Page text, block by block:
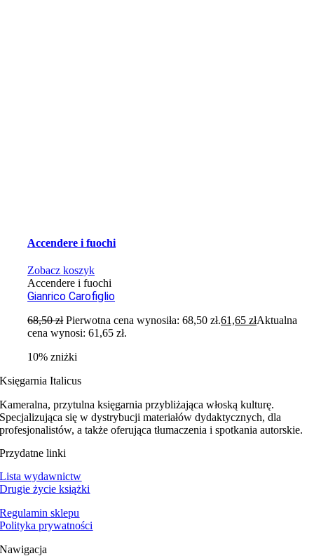
Accendere i fuochi
Zobacz koszyk
Accendere i fuochi
Gianrico Carofiglio
68,50zł Pierwotna cena wynosiła: 68,50 zł.61,65złAktualna
cena wynosi: 61,65 zł.
10% zniżki
Księgarnia Italicus
Kameralna, przytulna księgarnia przybliżająca włoską kulturę.
Specjalizująca się w dystrybucji materiałów dydaktycznych, dla
profesjonalistów, a także oferująca tłumaczenia i spotkania autorskie.
Przydatne linki
Lista wydawnictw
Drugie życie książki
Regulamin sklepu
Polityka prywatności
Nawigacja